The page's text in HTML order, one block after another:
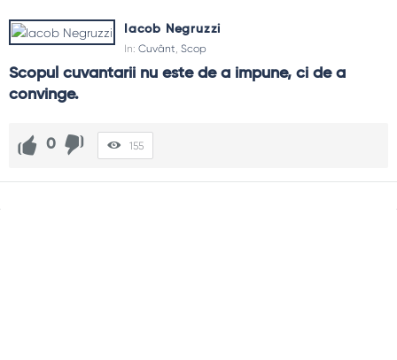
Iacob Negruzzi
In: Cuvânt, Scop
Scopul cuvantarii nu este de a impune, ci de a
convinge.
0 155